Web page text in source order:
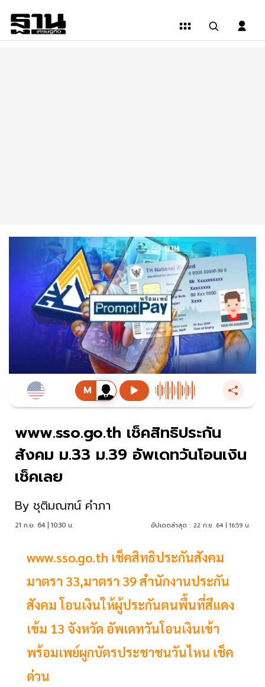
www.sso.go.th​ เช็คสิทธิประกัน
สังคม​ ม.33 ม.39​ อัพเดทวันโอนเงิน
เช็คเลย
By ชุติมณฑน์ คำภา
21 ก.ย. 64 | 10:30 น. อัปเดตล่าสุด : 22 ก.ย. 64 | 16:59 น.
www.sso.go.th เช็คสิทธิประกันสังคม
มาตรา 33,มาตรา 39 สำนักงานประกัน
สังคม โอนเงินให้ผู้ประกันตนพื้นที่สีแดง
เข้ม 13 จังหวัด อัพเดทวันโอนเงินเข้า
พร้อมเพย์ผูกบัตรประชาชนวันไหน เช็ค
ด่วน